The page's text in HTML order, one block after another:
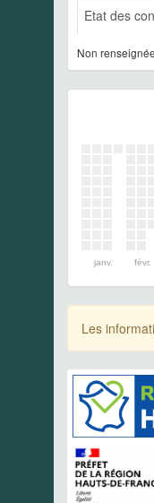
Etat des
Non
janv. févr.
Les